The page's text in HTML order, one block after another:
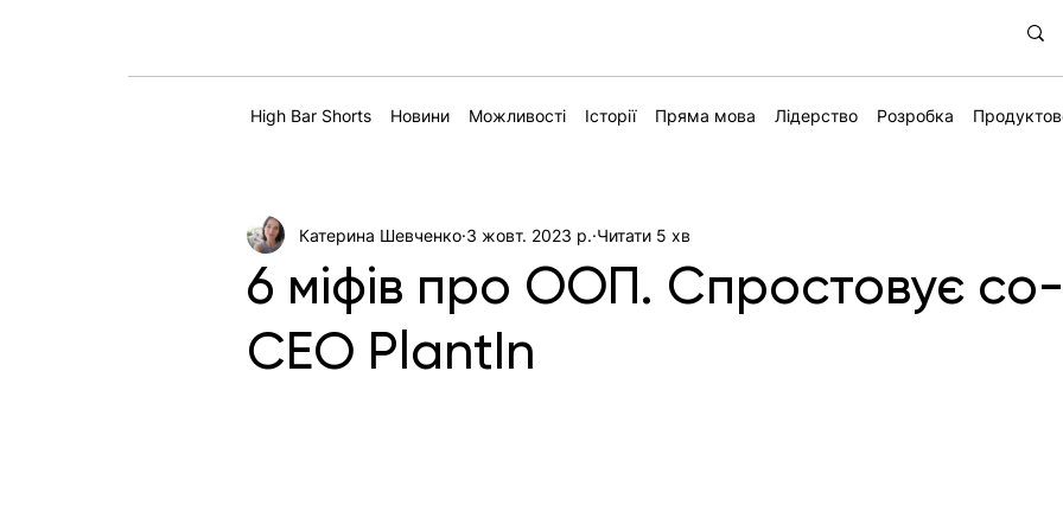
High Bar Shorts Новини Можливості Історії Пряма мова Лідерство Розробка
6 міфів про ООП. Спростовує
CEO PlantIn
Катерина Шевченко 3 жовт. 2023 р. Читати 5 хв